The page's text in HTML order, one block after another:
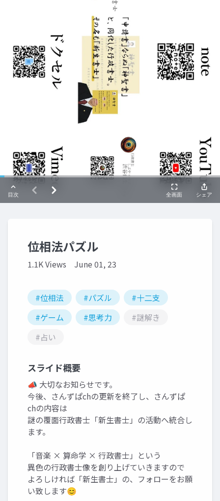
位相法パズル
1.1K Views June 01, 23
#位相法 #パズル
#十二支
#ゲーム
#思考力
#謎解き
#占い
スライド概要
📣 大切なお知らせです。
今後、さんずぱchの更新を終了し、さんずぱ
chの内容は
謎の覆面行政書士「新生書士」の活動へ統合し
ます。
「音楽 × 算命学 × 行政書士」という
異色の行政書士像を創り上げていきますので
よろしければ「新生書士」の、フォローをお願
い致します😊